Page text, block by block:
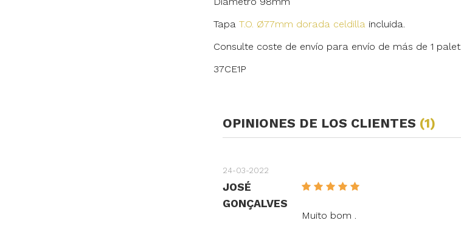
Tapa T.O. Ø77mm dorada celdilla incluida.
Consulte coste de envío para envío de más de 1 palet.
37CE1P
OPINIONES DE LOS CLIENTES (1)
24-03-2022
JOSÉ
GONÇALVES
Muito bom .